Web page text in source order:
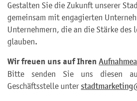
Gestalten Sie die Zukunft unserer
gemeinsam mit engagierten
Unternehmern, die an die Stärke des
glauben.
Wir freuen uns auf Ihren
Bitte senden Sie uns diesen
Geschäftsstelle unter